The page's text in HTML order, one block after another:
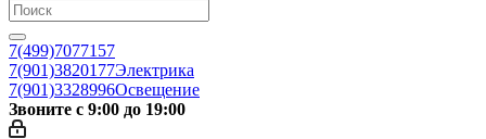
7(499)7077157
7(901)3820177Электрика
7(901)3328996Освещение
Звоните с 9:00 до 19:00